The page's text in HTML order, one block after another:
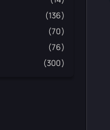
(136)
(70)
(76)
(300)